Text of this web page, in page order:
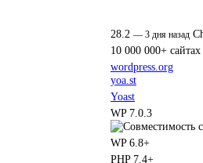
28.2 — 3 дня назад
10 000 000+ сайтах
wordpress.org
yoa.st
Yoast
WP 7.0.3
WP 6.8+
PHP 7.4+